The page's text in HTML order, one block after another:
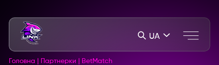
UA
Головна Партнерки BetMatch